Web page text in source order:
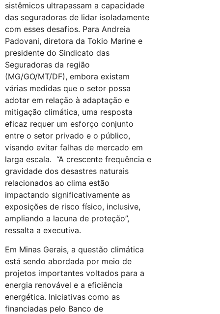
sistêmicos ultrapassam a capacidade
das seguradoras de lidar isoladamente
com esses desafios. Para Andreia
Padovani, diretora da Tokio Marine e
presidente do Sindicato das
Seguradoras da região
(MG/GO/MT/DF), embora existam
várias medidas que o setor possa
adotar em relação à adaptação e
mitigação climática, uma resposta
eficaz requer um esforço conjunto
entre o setor privado e o público,
visando evitar falhas de mercado em
larga escala. “A crescente frequência e
gravidade dos desastres naturais
relacionados ao clima estão
impactando significativamente as
exposições de risco físico, inclusive,
ampliando a lacuna de proteção”,
ressalta a executiva.
Em Minas Gerais, a questão climática
está sendo abordada por meio de
projetos importantes voltados para a
energia renovável e a eficiência
energética. Iniciativas como as
financiadas pelo Banco de